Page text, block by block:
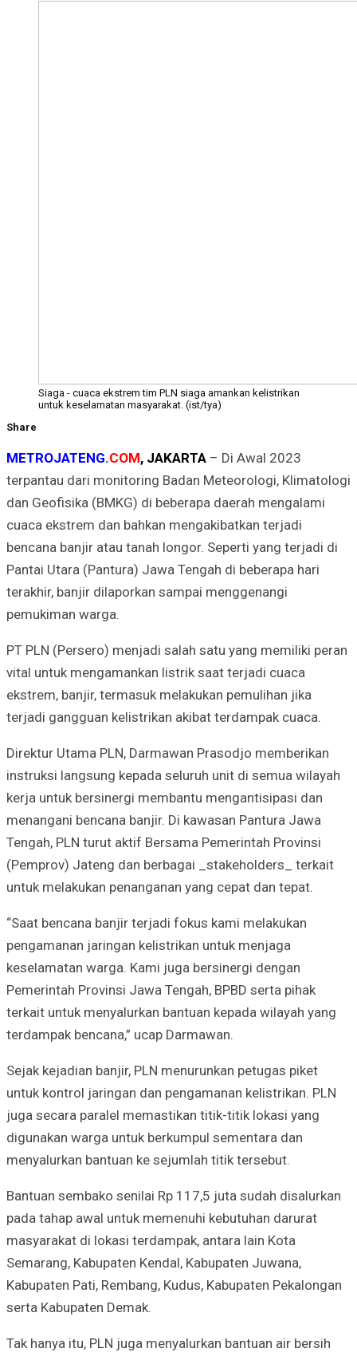
Siaga - cuaca ekstrem tim PLN siaga amankan kelistrikan
untuk keselamatan masyarakat. (ist/tya)
Share
METROJATENG.COM, JAKARTA – Di Awal 2023
terpantau dari monitoring Badan Meteorologi, Klimatologi
dan Geofisika (BMKG) di beberapa daerah mengalami
cuaca ekstrem dan bahkan mengakibatkan terjadi
bencana banjir atau tanah longor. Seperti yang terjadi di
Pantai Utara (Pantura) Jawa Tengah di beberapa hari
terakhir, banjir dilaporkan sampai menggenangi
pemukiman warga.
PT PLN (Persero) menjadi salah satu yang memiliki peran
vital untuk mengamankan listrik saat terjadi cuaca
ekstrem, banjir, termasuk melakukan pemulihan jika
terjadi gangguan kelistrikan akibat terdampak cuaca.
Direktur Utama PLN, Darmawan Prasodjo memberikan
instruksi langsung kepada seluruh unit di semua wilayah
kerja untuk bersinergi membantu mengantisipasi dan
menangani bencana banjir. Di kawasan Pantura Jawa
Tengah, PLN turut aktif Bersama Pemerintah Provinsi
(Pemprov) Jateng dan berbagai _stakeholders_ terkait
untuk melakukan penanganan yang cepat dan tepat.
“Saat bencana banjir terjadi fokus kami melakukan
pengamanan jaringan kelistrikan untuk menjaga
keselamatan warga. Kami juga bersinergi dengan
Pemerintah Provinsi Jawa Tengah, BPBD serta pihak
terkait untuk menyalurkan bantuan kepada wilayah yang
terdampak bencana,” ucap Darmawan.
Sejak kejadian banjir, PLN menurunkan petugas piket
untuk kontrol jaringan dan pengamanan kelistrikan. PLN
juga secara paralel memastikan titik-titik lokasi yang
digunakan warga untuk berkumpul sementara dan
menyalurkan bantuan ke sejumlah titik tersebut.
Bantuan sembako senilai Rp 117,5 juta sudah disalurkan
pada tahap awal untuk memenuhi kebutuhan darurat
masyarakat di lokasi terdampak, antara lain Kota
Semarang, Kabupaten Kendal, Kabupaten Juwana,
Kabupaten Pati, Rembang, Kudus, Kabupaten Pekalongan
serta Kabupaten Demak.
Tak hanya itu, PLN juga menyalurkan bantuan air bersih